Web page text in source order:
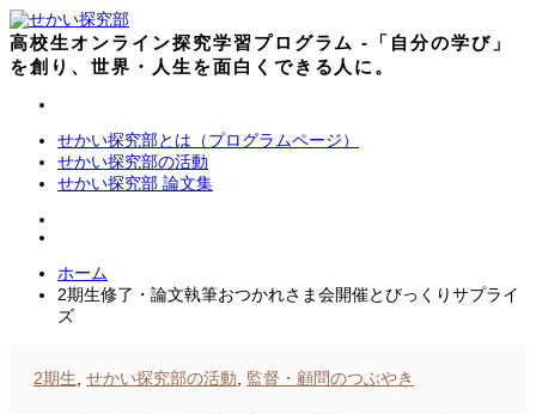
コ
ン
テ
高校生オンライン探究学習プログラム -「自分の学び」
を創り、世界・人生を面白くできる人に。
せかい探究部とは（プログラムページ）
せかい探究部の活動
せかい探究部 論文集
ホーム
2期生修了・論文執筆おつかれさま会開催とびっくりサプライ
ズ
2期生 せかい探究部の活動 監督・顧問のつぶやき